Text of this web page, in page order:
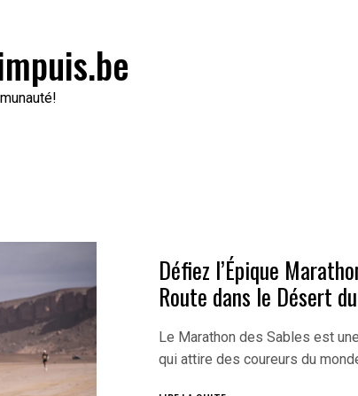
Défiez l’Épique
Route dans le Désert
Le Marathon des Sables est
qui attire des coureurs du